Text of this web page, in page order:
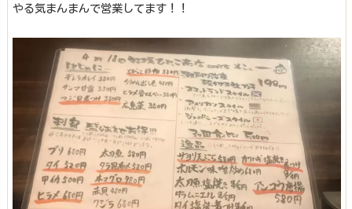
やる気まんまんで営業してます！！